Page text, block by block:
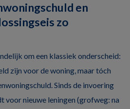
en
zo
om een klassiek onderscheid:
zijn voor de woning, maar tóch
Sinds de invoering
voor nieuwe leningen (grofweg: na